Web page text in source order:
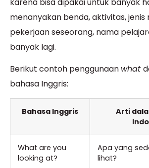
menanyakan benda, aktivitas, jenis
pekerjaan seseorang, nama
banyak lagi.
Berikut contoh penggunaan what
bahasa Inggris:
Bahasa Inggris
Arti
What are you
looking at?
Apa yang
lihat?